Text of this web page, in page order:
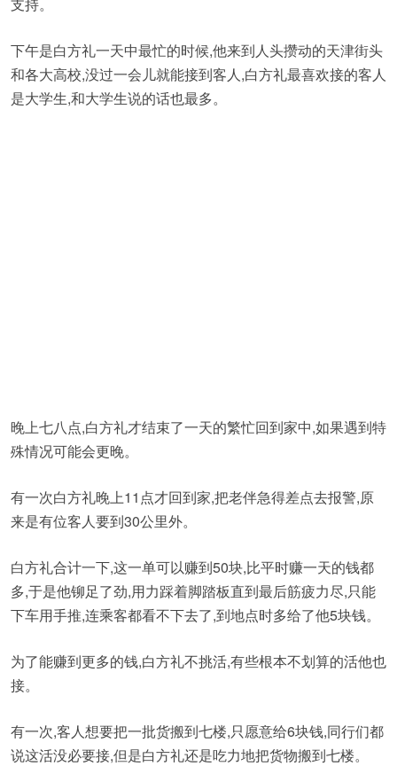
支持。
下午是白方礼一天中最忙的时候,他来到人头攒动的天津街头
和各大高校,没过一会儿就能接到客人,白方礼最喜欢接的客人
是大学生,和大学生说的话也最多。
晚上七八点,白方礼才结束了一天的繁忙回到家中,如果遇到特
殊情况可能会更晚。
有一次白方礼晚上11点才回到家,把老伴急得差点去报警,原
来是有位客人要到30公里外。
白方礼合计一下,这一单可以赚到50块,比平时赚一天的钱都
多,于是他铆足了劲,用力踩着脚踏板直到最后筋疲力尽,只能
下车用手推,连乘客都看不下去了,到地点时多给了他5块钱。
为了能赚到更多的钱,白方礼不挑活,有些根本不划算的活他也
接。
有一次,客人想要把一批货搬到七楼,只愿意给6块钱,同行们都
说这活没必要接,但是白方礼还是吃力地把货物搬到七楼。